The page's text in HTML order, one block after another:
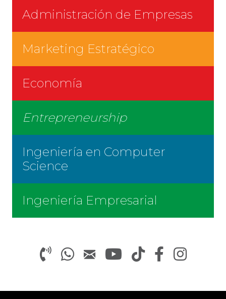
Administración de Empresas
Marketing Estratégico
Economía
Entrepreneurship
Ingeniería en Computer
Science
Ingeniería Empresarial